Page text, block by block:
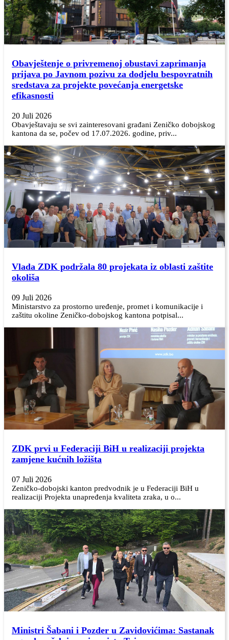
Obavještenje o privremenoj obustavi zaprimanja
prijava po Javnom pozivu za dodjelu bespovratnih
sredstava za projekte povećanja energetske
efikasnosti
20 Juli 2026
Obavještavaju se svi zainteresovani građani Zeničko dobojskog
kantona da se, počev od 17.07.2026. godine, priv...
Vlada ZDK podržala 80 projekata iz oblasti zaštite
okoliša
09 Juli 2026
Ministarstvo za prostorno uređenje, promet i komunikacije i
zaštitu okoline Zeničko-dobojskog kantona potpisal...
ZDK prvi u Federaciji BiH u realizaciji projekta
zamjene kućnih ložišta
07 Juli 2026
Zeničko-dobojski kanton predvodnik je u Federaciji BiH u
realizaciji Projekta unapređenja kvaliteta zraka, u o...
Ministri Šabani i Pozder u Zavidovićima: Sastanak